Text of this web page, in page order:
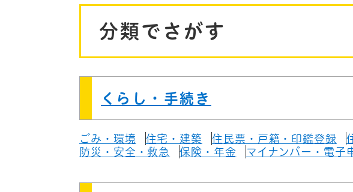
分類でさがす
くらし・手続き
ごみ・環境 住宅・建築 住民票・戸籍・印鑑登録
防災・安全・救急
保険・年金 マイナンバー・電子